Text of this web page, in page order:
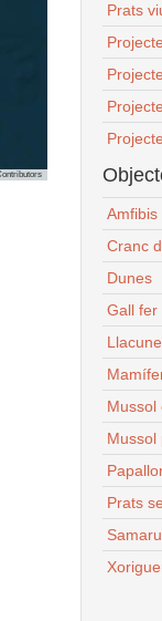
Prats
Amfibis
Cranc
Dunes
Gall fer
Mussol
Mussol
Prats